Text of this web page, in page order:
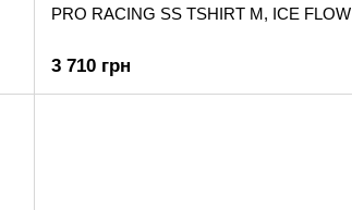
PRO RACING SS TSHIRT M, ICE FLOW
3 710 грн